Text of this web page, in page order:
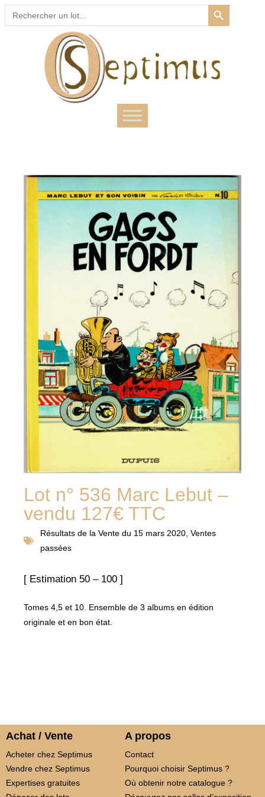
Search
for:
SEARCH BUTTON
Lot n° 536 Marc Lebut –
vendu 127€ TTC
Résultats de la Vente du 15 mars 2020 Ventes
passées
[ Estimation 50 – 100 ]
Tomes 4,5 et 10. Ensemble de 3 albums en édition
originale et en bon état.
Achat / Vente
Acheter chez Septimus
Vendre chez Septimus
Expertises gratuites
A propos
Contact
Pourquoi choisir Septimus ?
Où obtenir notre catalogue ?